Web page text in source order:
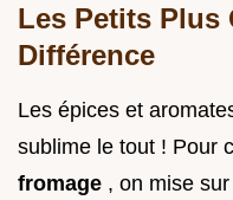
Les Petits Plus
Différence
Les épices et
sublime le tout ! Pour
fromage , on mise sur